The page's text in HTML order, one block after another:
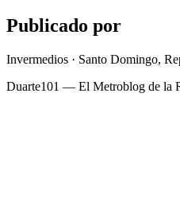
Publicado por
Invermedios · Santo Domingo,
Duarte101 — El Metroblog de la